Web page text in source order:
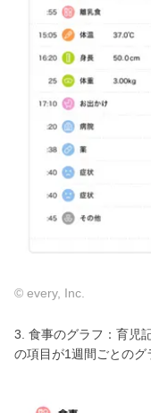
© every, Inc.
3. 食事のグラフ：育児
の項目が1週間ごとのグ